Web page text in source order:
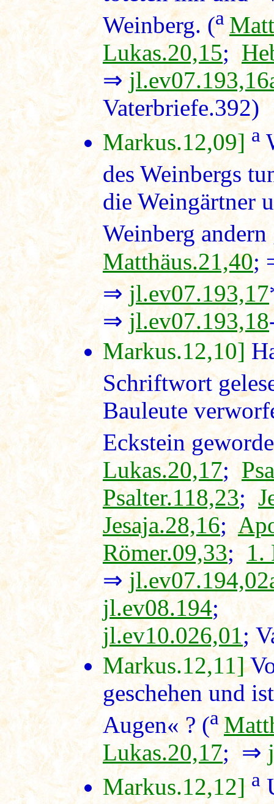
Weinberg. (a
Lukas.20,15;
⇒
Vaterbriefe.392)
Markus.12,09] a
des Weinbergs
die Weingärtner
Weinberg andern
Matthäus.21,40;
⇒jl.ev07.193,17
⇒jl.ev07.193,18
Markus.12,10]
Schriftwort
Bauleute
Eckstein
Lukas.20,17;
Psalter.118,23;
Jesaja.28,16;
Römer.09,33;1.
⇒
jl.ev08.194;
jl.ev10.026,01 ;
Markus.12,11]
geschehen und
Augen« ? (a
Lukas.20,17; ⇒
Markus.12,12] a